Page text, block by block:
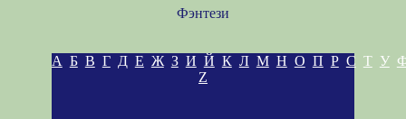
Фэнтези
А Б В Г Д Е Ж З И Й К Л М Н О П Р С Т У
Z